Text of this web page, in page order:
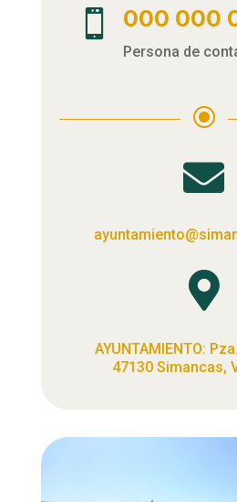
 000 000
Persona de
\


AYUNTAMIENTO:
47130 Simancas,